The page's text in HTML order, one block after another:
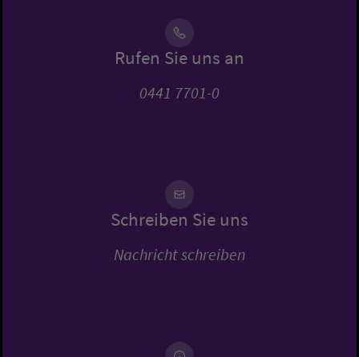
Rufen Sie uns an
0441 7701-0
Schreiben Sie uns
Nachricht schreiben